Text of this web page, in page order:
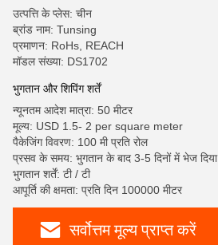
उत्पत्ति के प्लेस: चीन
ब्रांड नाम: Tunsing
प्रमाणन: RoHs, REACH
मॉडल संख्या: DS1702
भुगतान और शिपिंग शर्तें
न्यूनतम आदेश मात्रा: 50 मीटर
मूल्य: USD 1.5- 2 per square meter
पैकेजिंग विवरण: 100 मी प्रति रोल
प्रसव के समय: भुगतान के बाद 3-5 दिनों में भेज दिया
भुगतान शर्तें: टी / टी
आपूर्ति की क्षमता: प्रति दिन 100000 मीटर
सर्वोत्तम मूल्य प्राप्त करें